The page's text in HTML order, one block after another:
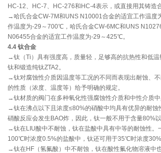
HC-12、HC-7、HC-276和HC-4表示，或直接用其铸造
→哈氏合金CW-7M和UNS N10001合金的适宜工作温
作温度为-29～700℃，哈氏合金CW-6MC和UNS
N06455合金的适宜工作温度为-29～425℃。
4.4 钛合金
→钛（Ti）具有强度高，质量轻，足够高的抗热性和低
钛和锻造纯钛ZTA2。
→钛对腐蚀性介质因温度等工况的不同而表现出耐蚀、
的性质（浓度、温度等）给予明确的规定。
→钛材质的阀门在多种氧化性强腐蚀性介质和中性介质中
→钛在沸点以下且浓度≤80%的硝酸中均具有优异的耐
硝酸反应会发生BAO炸，因此，钛一般不用于含量80%以
→钛在LIU酸中不耐蚀，钛在盐酸中具有中等的耐蚀性
100℃时浓度0.5%的盐酸中，钛还可用于35℃时浓度
→钛在HF（氢氟酸）中不耐蚀，钛在酸性氟化物溶液中